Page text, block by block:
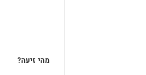
מהי זיעה?